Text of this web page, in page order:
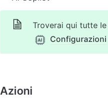
Troverai qui tutte
Configurazioni
Azioni